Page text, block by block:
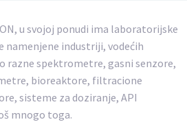
u svojoj ponudi ima laboratorijske
namenjene industriji, vodećih
razne spektrometre, gasni senzore,
bioreaktore, filtracione
sisteme za doziranje, API
mnogo toga.